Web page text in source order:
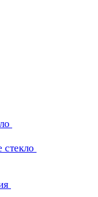
стекло